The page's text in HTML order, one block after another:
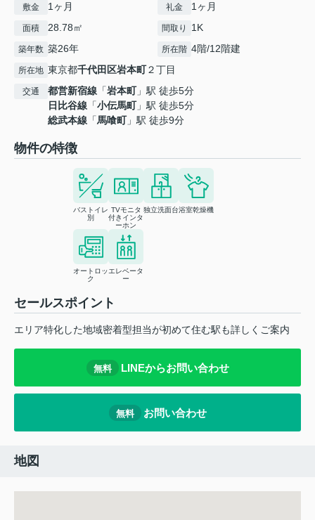
敷金 1ヶ月 礼金 1ヶ月
面積 28.78㎡ 間取り 1K
築年数 築26年 所在階 4階/12階建
所在地 東京都千代田区岩本町２丁目
交通 都営新宿線 「岩本町」駅 徒歩5分
日比谷線 「小伝馬町」駅 徒歩5分
総武本線 「馬喰町」駅 徒歩9分
物件の特徴
バストイレ
別
TVモニタ
付きインタ
ーホン
独立洗面台浴室乾燥機
オートロッ
ク
エレベータ
ー
セールスポイント
エリア特化した地域密着型担当が初めて住む駅も詳しくご案内
無料 LINEからお問い合わせ
無料 お問い合わせ
地図